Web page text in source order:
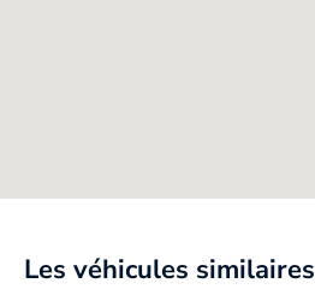
Les véhicules similaires